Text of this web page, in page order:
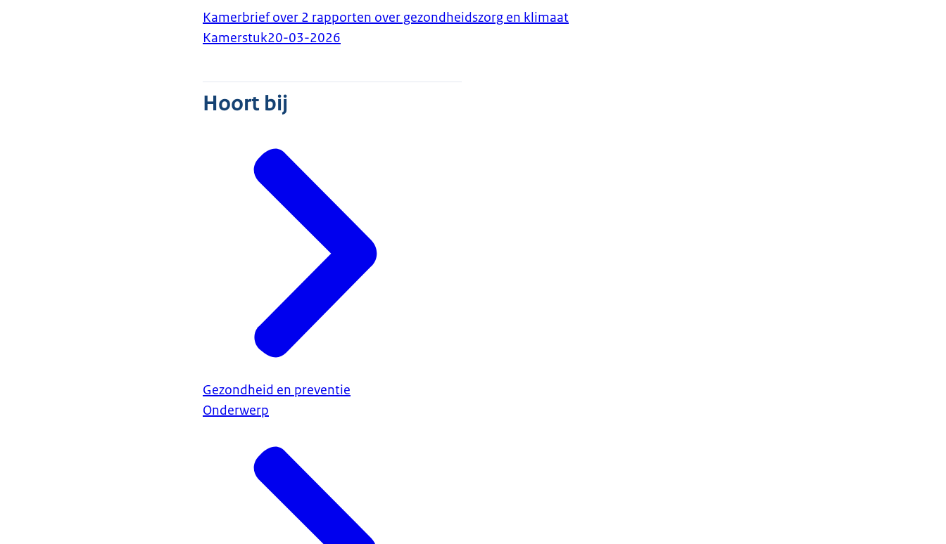
Kamerbrief over 2 rapporten over gezondheidszorg en klimaat
Kamerstuk20-03-2026
Hoort bij
Gezondheid en preventie
Onderwerp